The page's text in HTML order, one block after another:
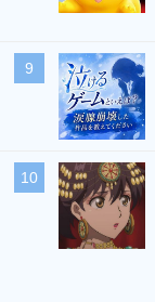
9
10